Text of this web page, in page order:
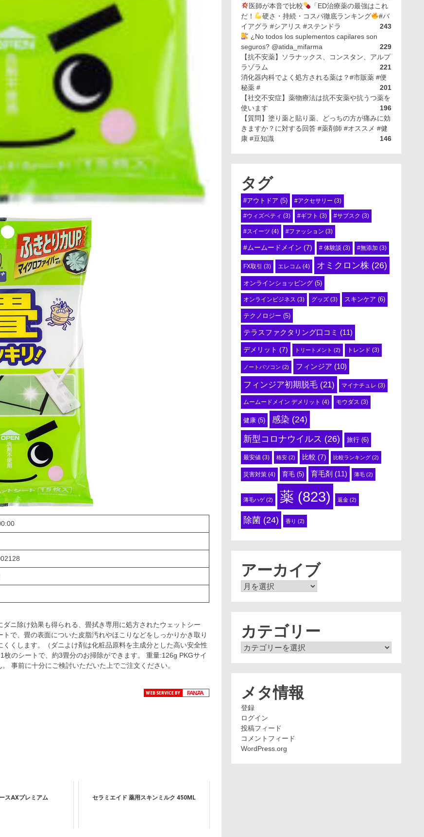
ニ除け効果も得られる、畳拭き専用に処方されたウェットシー
で、畳の表面についた皮脂汚れやほこりなどをしっかりかき取り
くします。（ダニよけ剤は化粧品原料を主成分とした高い安全性
のシートで、約3畳分のお掃除ができます。 重量:126g PKGサイ
事前に十分にご検討いただいた上でご注文ください。
スAXプレミアム セラミエイド 薬用スキンミルク 450ML
医師が本音で比較
「ED治療薬の最強はこれ
だ！
硬さ・持続・コスパ徹底ランキング
#バ
イアグラ #シアリス #ステンドラ
243
¿No todos los suplementos capilares son
seguros? @atida_mifarma
229
【抗不安薬】ソラナックス、コンスタン、アルプ
ラゾラム
221
消化器内科でよく処方される薬は？#市販薬 #便
秘薬 #
201
【社交不安症】薬物療法は抗不安薬や抗うつ薬を
使います
196
【質問】塗り薬と貼り薬、どっちの方が痛みに効
きますか？に対する回答 #薬剤師 #オススメ #健
康 #豆知識
146
タグ
#アウトドア (5) #アクセサリー (3)
#ウィズペティ (3) #ギフト (3) #サブスク (3)
#スイーツ (4) #ファッション (3)
#ムームードメイン (7) # 体験談 (3) #無添加 (3)
FX取引 (3) エレコム (4) オミクロン株 (26)
オンラインショッピング (5)
オンラインビジネス (3) グッズ (3) スキンケア (6)
テクノロジー (5)
テラスファクタリング口コミ (11)
デメリット (7) トリートメント (2) トレンド (3)
ノートパソコン (2) フィンジア (10)
フィンジア初期脱毛 (21) マイナチュレ (3)
ムームードメイン デメリット (4) モウダス (3)
健康 (5) 感染 (24)
新型コロナウイルス (26) 旅行 (6)
最安値 (3) 格安 (2) 比較 (7) 比較ランキング (2)
災害対策 (4) 育毛 (5) 育毛剤 (11) 薄毛 (2)
薄毛ハゲ(2) 薬 (823) 返金 (2)
除菌 (24) 香り (2)
アーカイブ
ア
カテゴリー
カ
メタ情報
登録
ログイン
投稿フィード
コメントフィード
WordPress.org